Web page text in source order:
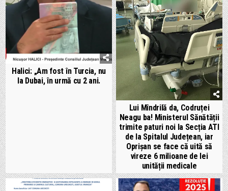
Halici: „Am fost în Turcia, nu
la Dubai, în urmă cu 2 ani.
Lui Mîndrilă da, Codruței
Neagu ba! Ministerul Sănătății
trimite paturi noi la Secția ATI
de la Spitalul Județean, iar
Oprișan se face că uită să
vireze 6 milioane de lei
unității medicale